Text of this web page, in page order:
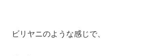
ビリヤニのような感じで、